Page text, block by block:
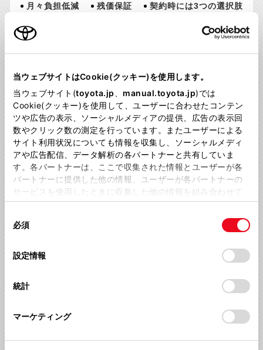
当ウェブサイトはCookie(クッキー)を使用します。
当ウェブサイト(toyota.jp manual.toyota.jp)では
Cookie(クッキー)を使用して、ユーザーに合わせたコンテン
ツや広告の表示、ソーシャルメディアの提供、広告の表示回
数やクリック数の測定を行っています。またユーザーによる
サイト利用状況についても情報を収集し、ソーシャルメディ
アや広告配信、データ解析の各パートナーと共有していま
す。各パートナーは、ここで収集された情報とユーザーが各
パートナーに提供した他の情報、ユーザーが各パートナーの
サービスを使用したときに収集した他の情報を組み合わせて
使用することがあります。当ウェブサイトの使用を続行する
デバイスにすべてのCookie(クッキー)が保存されることに同
意したことになります。Cookie(クッキー)のオプトアウト、
設定の変更、同意を撤回したりするにあたっては、当社の
「Cookie（クッキー）情報の取り扱いについて
」をご覧くだ
必須
設定情報
統計
マーケティング
月々負担低減 残価保証 契約時には3つの選択肢
月々のお支払い不要、最初と最後の2回払い
月々支払い不要
据置き額保証